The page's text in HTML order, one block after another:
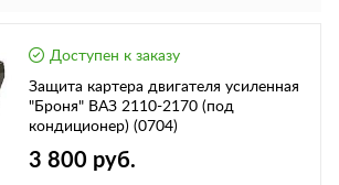
Доступен к заказу
Защита картера двигателя усиленная
"Броня" ВАЗ 2110-2170 (под
кондиционер) (0704)
3 800 руб.